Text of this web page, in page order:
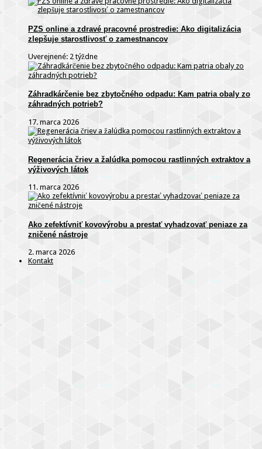
PZS online a zdravé pracovné prostredie: Ako digitalizácia
zlepšuje starostlivosť o zamestnancov
Uverejnené: 2 týždne
Záhradkárčenie bez zbytočného odpadu: Kam patria obaly zo
záhradných potrieb?
17. marca 2026
Regenerácia čriev a žalúdka pomocou rastlinných extraktov a
výživových látok
11. marca 2026
Ako zefektívniť kovovýrobu a prestať vyhadzovať peniaze za
zničené nástroje
2. marca 2026
Kontakt